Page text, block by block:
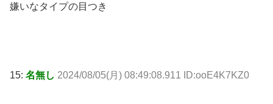
嫌いなタイプの目つき
15: 名無し 2024/08/05(月) 08:49:08.911 ID:ooE4K7KZ0